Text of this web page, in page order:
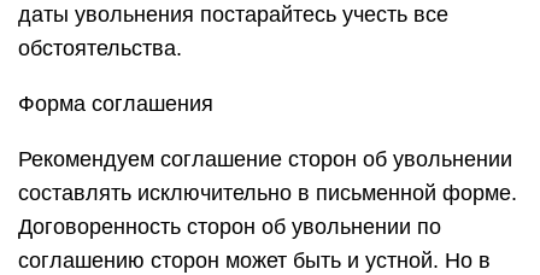
даты увольнения постарайтесь учесть все
обстоятельства.
Форма соглашения
Рекомендуем соглашение сторон об увольнении
составлять исключительно в письменной форме.
Договоренность сторон об увольнении по
соглашению сторон может быть и устной. Но в